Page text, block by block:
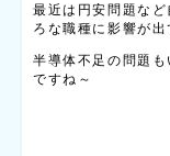
最近は円安問題な
ろな職種に影響が出
半導体不足の問題
ですね～